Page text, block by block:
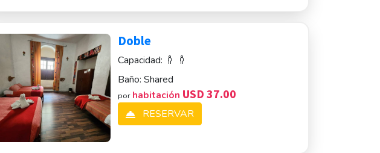
Doble
Capacidad:
Baño: Shared
por habitación USD 37.00
RESERVAR